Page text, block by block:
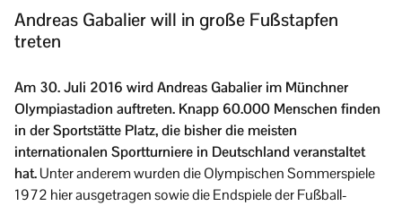
Andreas Gabalier will in große Fußstapfen
treten
Am 30. Juli 2016 wird Andreas Gabalier im Münchner
Olympiastadion auftreten. Knapp 60.000 Menschen finden
in der Sportstätte Platz, die bisher die meisten
internationalen Sportturniere in Deutschland veranstaltet
hat.Unter anderem wurden die Olympischen Sommerspiele
1972 hier ausgetragen sowie die Endspiele der Fußball-